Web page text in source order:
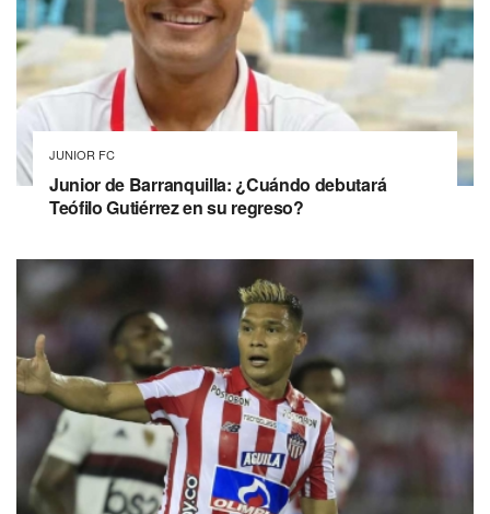
JUNIOR FC
Junior de Barranquilla: ¿Cuándo debutará
Teófilo Gutiérrez en su regreso?